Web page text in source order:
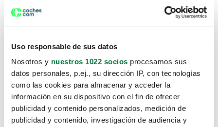
Uso responsable de sus datos
Nosotros y nuestros 1022 socios procesamos sus
datos personales, p.ej., su dirección IP, con tecnologías
como las cookies para almacenar y acceder la
información en su dispositivo con el fin de ofrecer
publicidad y contenido personalizados, medición de
publicidad y contenido, investigación de audiencia y
Lo sentimos, no sabemos como
te hemos traido hasta aquí.